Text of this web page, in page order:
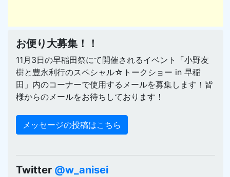
お便り大募集！！
11月3日の早稲田祭にて開催されるイベント「小野友
樹と豊永利行のスペシャル☆トークショー in 早稲
田」内のコーナーで使用するメールを募集します！皆
様からのメールをお待ちしております！
メッセージの投稿はこちら
Twitter @w_anisei